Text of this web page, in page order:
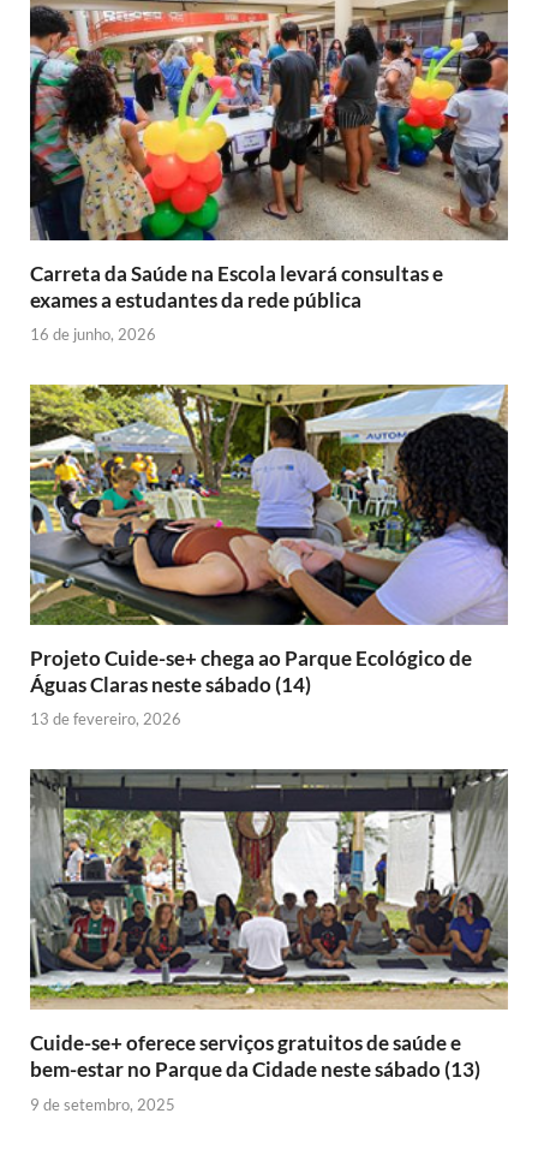
k p
i
e
n
d
l
s
t
m
e
r
I
n
Carreta da Saúde na Escola levará consultas e
exames a estudantes da rede pública
16 de junho, 2026
Projeto Cuide-se+ chega ao Parque Ecológico de
Águas Claras neste sábado (14)
13 de fevereiro, 2026
Cuide-se+ oferece serviços gratuitos de saúde e
bem-estar no Parque da Cidade neste sábado (13)
9 de setembro, 2025